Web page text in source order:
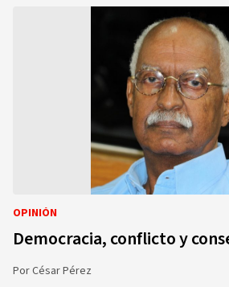
OPINIÓN
Democracia, conflicto y
PorCésar Pérez